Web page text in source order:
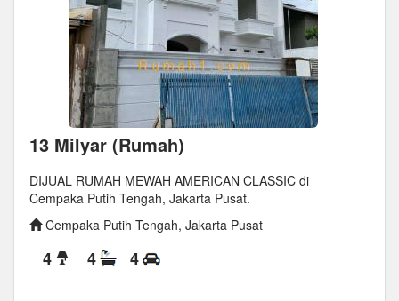
13 Milyar (Rumah)
DIJUAL RUMAH MEWAH AMERICAN CLASSIC di
Cempaka Putih Tengah, Jakarta Pusat.
Cempaka Putih Tengah, Jakarta Pusat
4 4 4